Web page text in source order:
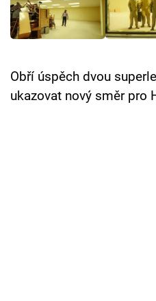
TV Program
Přihlášení
Obří úspěch dvou
ukazovat nový směr pro